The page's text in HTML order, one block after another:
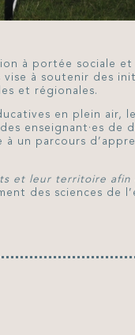
à portée sociale et
à soutenir des
et régionales.
en plein air,
enseignant·es de
un parcours
et leur territoire
des sciences de
Foire aux